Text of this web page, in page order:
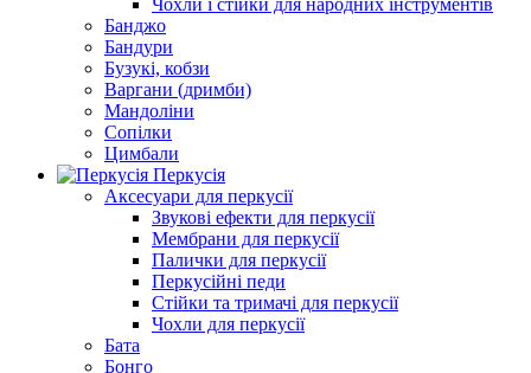
Чохли і стійки для народних інструментів
Банджо
Бандури
Бузукі, кобзи
Варгани (дримби)
Мандоліни
Сопілки
Цимбали
Перкусія
Аксесуари для перкусії
Звукові ефекти для перкусії
Мембрани для перкусії
Палички для перкусії
Перкусійні педи
Стійки та тримачі для перкусії
Чохли для перкусії
Бата
Бонго